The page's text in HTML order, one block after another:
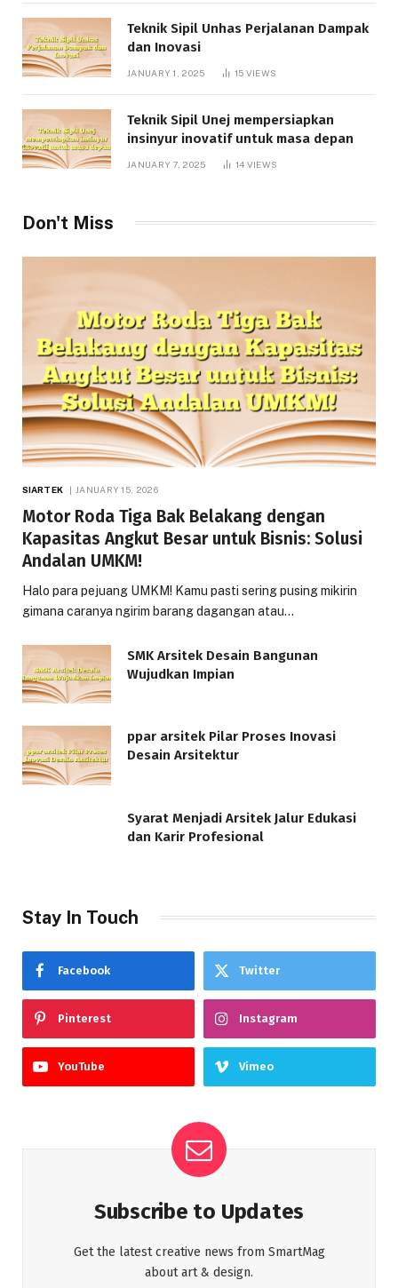
Teknik Sipil Unhas Perjalanan Dampak
dan Inovasi
JANUARY 1, 2025 15 VIEWS
Teknik Sipil Unej mempersiapkan
insinyur inovatif untuk masa depan
JANUARY 7, 2025 14 VIEWS
Don't Miss
SIARTEK JANUARY 15, 2026
Motor Roda Tiga Bak Belakang dengan
Kapasitas Angkut Besar untuk Bisnis: Solusi
Andalan UMKM!
Halo para pejuang UMKM! Kamu pasti sering pusing mikirin
gimana caranya ngirim barang dagangan atau…
SMK Arsitek Desain Bangunan
Wujudkan Impian
ppar arsitek Pilar Proses Inovasi
Desain Arsitektur
Syarat Menjadi Arsitek Jalur Edukasi
dan Karir Profesional
Stay In Touch
Facebook Twitter
Pinterest Instagram
YouTube Vimeo
Subscribe to Updates
Get the latest creative news from SmartMag
about art & design.